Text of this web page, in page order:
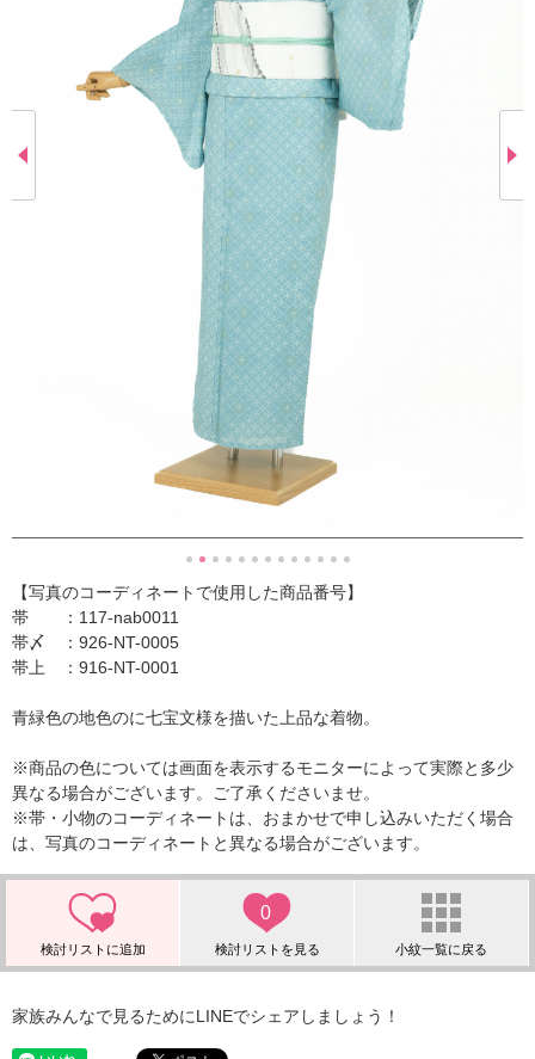
【写真のコーディネートで使用した商品番号】
帯 ：117-nab0011
帯〆 ：926-NT-0005
帯上 ：916-NT-0001
青緑色の地色のに七宝文様を描いた上品な着物。
※商品の色については画面を表示するモニターによって実際と多少
異なる場合がございます。ご了承くださいませ。
※帯・小物のコーディネートは、おまかせで申し込みいただく場合
は、写真のコーディネートと異なる場合がございます。
0
家族みんなで見るためにLINEでシェアしましょう！